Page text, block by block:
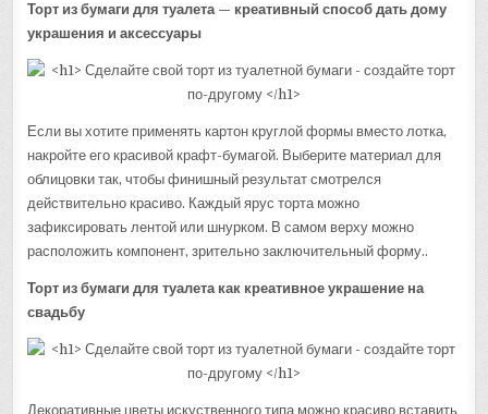
Торт из бумаги для туалета — креативный способ дать дому
украшения и аксессуары
Если вы хотите применять картон круглой формы вместо лотка,
накройте его красивой крафт-бумагой. Выберите материал для
облицовки так, чтобы финишный результат смотрелся
действительно красиво. Каждый ярус торта можно
зафиксировать лентой или шнурком. В самом верху можно
расположить компонент, зрительно заключительный форму..
Торт из бумаги для туалета как креативное украшение на
свадьбу
Декоративные цветы искуственного типа можно красиво вставить